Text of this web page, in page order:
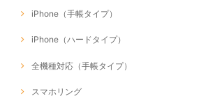
iPhone（手帳タイプ）
iPhone（ハードタイプ）
全機種対応（手帳タイプ）
スマホリング